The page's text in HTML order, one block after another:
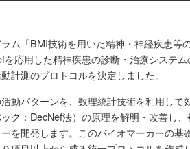
ム「BMI技術を用いた精神・神経疾患等
を応用した精神疾患の診断・治療システ
計測のプロトコルを決定しました。
動パターンを、数理統計技術を利用し
ク：DecNef法）の原理を解明・改善し
を開発します。このバイオマーカーの基